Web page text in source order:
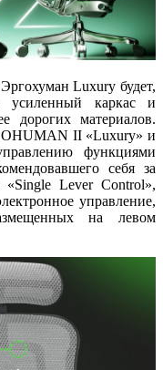
Luxury будет,
каркас и
дорогих материалов.
II «Luxury» и
функциями
себя за
«Single Lever Control»,
управление,
на левом